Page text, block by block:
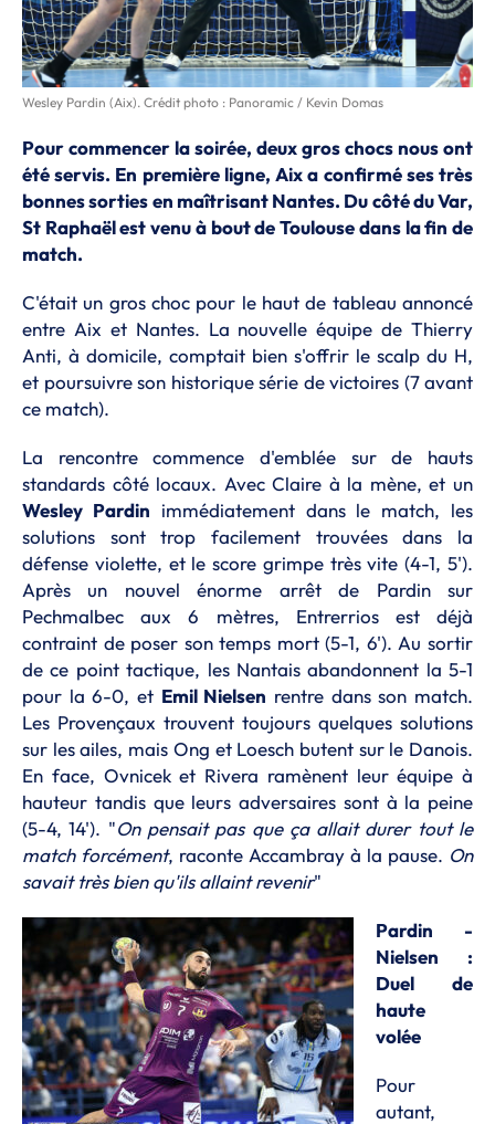
Wesley Pardin (Aix). Crédit photo : Panoramic / Kevin Domas
Pour commencer la soirée, deux gros chocs nous ont
été servis. En première ligne, Aix a confirmé ses très
bonnes sorties en maîtrisant Nantes. Du côté du Var,
St Raphaël est venu à bout de Toulouse dans la fin de
match.
C'était un gros choc pour le haut de tableau annoncé
entre Aix et Nantes. La nouvelle équipe de Thierry
Anti, à domicile, comptait bien s'offrir le scalp du H,
et poursuivre son historique série de victoires (7 avant
ce match).
La rencontre commence d'emblée sur de hauts
standards côté locaux. Avec Claire à la mène, et un
Wesley Pardin immédiatement dans le match, les
solutions sont trop facilement trouvées dans la
défense violette, et le score grimpe très vite (4-1, 5').
Après un nouvel énorme arrêt de Pardin sur
Pechmalbec aux 6 mètres, Entrerrios est déjà
contraint de poser son temps mort (5-1, 6'). Au sortir
de ce point tactique, les Nantais abandonnent la 5-1
pour la 6-0, et Emil Nielsen rentre dans son match.
Les Provençaux trouvent toujours quelques solutions
sur les ailes, mais Ong et Loesch butent sur le Danois.
En face, Ovnicek et Rivera ramènent leur équipe à
hauteur tandis que leurs adversaires sont à la peine
(5-4, 14'). "On pensait pas que ça allait durer tout le
match forcément, raconte Accambray à la pause. On
savait très bien qu'ils allaint revenir"
Pardin -
Nielsen :
Duel de
haute
volée
Pour
autant,